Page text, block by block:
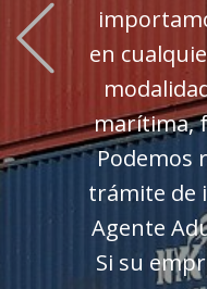
en
marítima,
Podemos
trámite de
Agente
Si su
Previous